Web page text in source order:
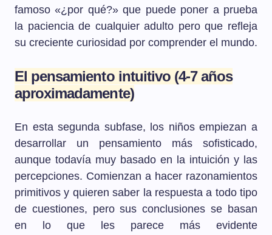
famoso «¿por qué?» que puede poner a prueba
la paciencia de cualquier adulto pero que refleja
su creciente curiosidad por comprender el mundo.
El pensamiento intuitivo (4-7 años
aproximadamente)
En esta segunda subfase, los niños empiezan a
desarrollar un pensamiento más sofisticado,
aunque todavía muy basado en la intuición y las
percepciones. Comienzan a hacer razonamientos
primitivos y quieren saber la respuesta a todo tipo
de cuestiones, pero sus conclusiones se basan
en lo que les parece más evidente